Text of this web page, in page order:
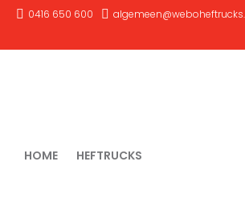
0416 650 600
HOME HEFTRUCKS